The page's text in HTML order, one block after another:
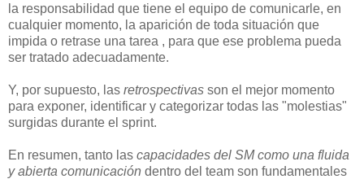
la responsabilidad que tiene el equipo de comunicarle, en
cualquier momento, la aparición de toda situación que
impida o retrase una tarea , para que ese problema pueda
ser tratado adecuadamente.
Y, por supuesto, las retrospectivas son el mejor momento
para exponer, identificar y categorizar todas las "molestias"
surgidas durante el sprint.
En resumen, tanto las capacidades del SM como una fluida
y abierta comunicación dentro del team son fundamentales